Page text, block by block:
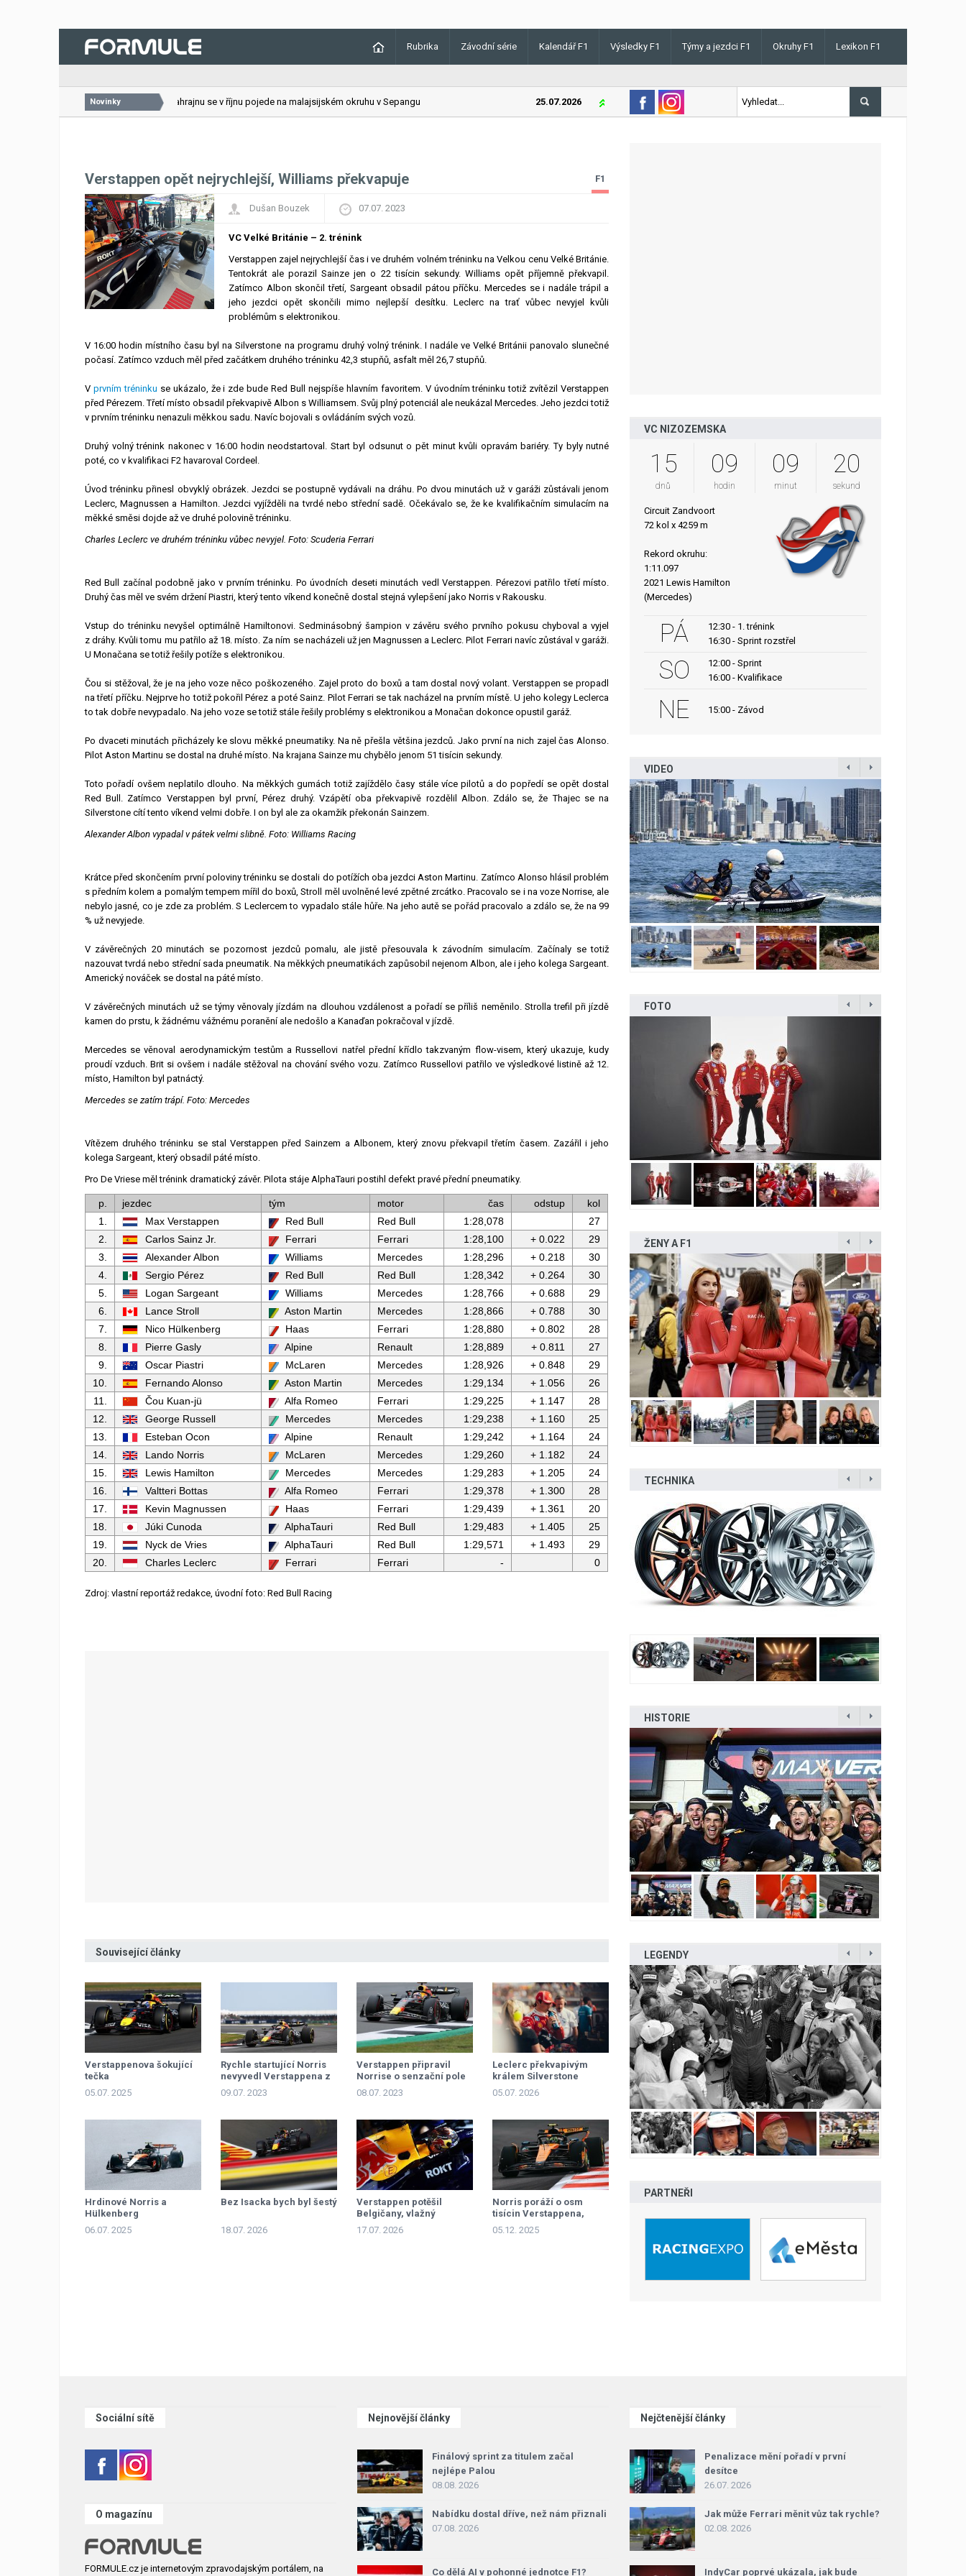
Rubrika Závodní série Kalendář F1 Výsledky F1 Týmy a jezdci F1 Okruhy F1 Lexikon F1
Novinky
26.07.2026 VC Bahrajnu se v říjnu pojede na malajsijském okruhu v Sepangu 25.07.2026 Lando Norris v Maďarsku letos poprvé vyhrál kvalifikaci
Verstappen opět nejrychlejší, Williams překvapuje F1
Dušan Bouzek 07.07. 2023
VC Velké Británie – 2. trénink
Verstappen zajel nejrychlejší čas i ve druhém volném tréninku na Velkou cenu Velké Británie.
Tentokrát ale porazil Sainze jen o 22 tisícin sekundy. Williams opět příjemně překvapil.
Zatímco Albon skončil třetí, Sargeant obsadil pátou příčku. Mercedes se i nadále trápil a
jeho jezdci opět skončili mimo nejlepší desítku. Leclerc na trať vůbec nevyjel kvůli
problémům s elektronikou.
V 16:00 hodin místního času byl na Silverstone na programu druhý volný trénink. I nadále ve Velké Británii panovalo slunečné
počasí. Zatímco vzduch měl před začátkem druhého tréninku 42,3 stupňů, asfalt měl 26,7 stupňů.
V prvním tréninku se ukázalo, že i zde bude Red Bull nejspíše hlavním favoritem. V úvodním tréninku totiž zvítězil Verstappen
před Pérezem. Třetí místo obsadil překvapivě Albon s Williamsem. Svůj plný potenciál ale neukázal Mercedes. Jeho jezdci totiž
v prvním tréninku nenazuli měkkou sadu. Navíc bojovali s ovládáním svých vozů.
Druhý volný trénink nakonec v 16:00 hodin neodstartoval. Start byl odsunut o pět minut kvůli opravám bariéry. Ty byly nutné
poté, co v kvalifikaci F2 havaroval Cordeel.
Úvod tréninku přinesl obvyklý obrázek. Jezdci se postupně vydávali na dráhu. Po dvou minutách už v garáži zůstávali jenom
Leclerc, Magnussen a Hamilton. Jezdci vyjížděli na tvrdé nebo střední sadě. Očekávalo se, že ke kvalifikačním simulacím na
měkké směsi dojde až ve druhé polovině tréninku.
Charles Leclerc ve druhém tréninku vůbec nevyjel. Foto: Scuderia Ferrari
Red Bull začínal podobně jako v prvním tréninku. Po úvodních deseti minutách vedl Verstappen. Pérezovi patřilo třetí místo.
Druhý čas měl ve svém držení Piastri, který tento víkend konečně dostal stejná vylepšení jako Norris v Rakousku.
Vstup do tréninku nevyšel optimálně Hamiltonovi. Sedminásobný šampion v závěru svého prvního pokusu chyboval a vyjel
z dráhy. Kvůli tomu mu patřilo až 18. místo. Za ním se nacházeli už jen Magnussen a Leclerc. Pilot Ferrari navíc zůstával v garáži.
U Monačana se totiž řešily potíže s elektronikou.
Čou si stěžoval, že je na jeho voze něco poškozeného. Zajel proto do boxů a tam dostal nový volant. Verstappen se propadl
na třetí příčku. Nejprve ho totiž pokořil Pérez a poté Sainz. Pilot Ferrari se tak nacházel na prvním místě. U jeho kolegy Leclerca
to tak dobře nevypadalo. Na jeho voze se totiž stále řešily problémy s elektronikou a Monačan dokonce opustil garáž.
Po dvaceti minutách přicházely ke slovu měkké pneumatiky. Na ně přešla většina jezdců. Jako první na nich zajel čas Alonso.
Pilot Aston Martinu se dostal na druhé místo. Na krajana Sainze mu chybělo jenom 51 tisícin sekundy.
Toto pořadí ovšem neplatilo dlouho. Na měkkých gumách totiž zajíždělo časy stále více pilotů a do popředí se opět dostal
Red Bull. Zatímco Verstappen byl první, Pérez druhý. Vzápětí oba překvapivě rozdělil Albon. Zdálo se, že Thajec se na
Silverstone cítí tento víkend velmi dobře. I on byl ale za okamžik překonán Sainzem.
Alexander Albon vypadal v pátek velmi slibně. Foto: Williams Racing
Krátce před skončením první poloviny tréninku se dostali do potížích oba jezdci Aston Martinu. Zatímco Alonso hlásil problém
s předním kolem a pomalým tempem mířil do boxů, Stroll měl uvolněné levé zpětné zrcátko. Pracovalo se i na voze Norrise, ale
nebylo jasné, co je zde za problém. S Leclercem to vypadalo stále hůře. Na jeho autě se pořád pracovalo a zdálo se, že na 99
% už nevyjede.
V závěrečných 20 minutách se pozornost jezdců pomalu, ale jistě přesouvala k závodním simulacím. Začínaly se totiž
nazouvat tvrdá nebo střední sada pneumatik. Na měkkých pneumatikách zapůsobil nejenom Albon, ale i jeho kolega Sargeant.
Americký nováček se dostal na páté místo.
V závěrečných minutách už se týmy věnovaly jízdám na dlouhou vzdálenost a pořadí se příliš neměnilo. Strolla trefil při jízdě
kamen do prstu, k žádnému vážnému poranění ale nedošlo a Kanaďan pokračoval v jízdě.
Mercedes se věnoval aerodynamickým testům a Russellovi natřel přední křídlo takzvaným flow-visem, který ukazuje, kudy
proudí vzduch. Brit si ovšem i nadále stěžoval na chování svého vozu. Zatímco Russellovi patřilo ve výsledkové listině až 12.
místo, Hamilton byl patnáctý.
Mercedes se zatím trápí. Foto: Mercedes
Vítězem druhého tréninku se stal Verstappen před Sainzem a Albonem, který znovu překvapil třetím časem. Zazářil i jeho
kolega Sargeant, který obsadil páté místo.
Pro De Vriese měl trénink dramatický závěr. Pilota stáje AlphaTauri postihl defekt pravé přední pneumatiky.
p. jezdec tým motor čas odstup
kol
1.
Max Verstappen Red Bull Red Bull 1:28,078
27
2.
Carlos Sainz Jr. Ferrari Ferrari 1:28,100 + 0.022
29
3.
Alexander Albon Williams Mercedes 1:28,296 + 0.218
30
4.
Sergio Pérez Red Bull Red Bull 1:28,342 + 0.264
30
5.
Logan Sargeant Williams Mercedes 1:28,766 + 0.688
29
6.
Lance Stroll Aston Martin Mercedes 1:28,866 + 0.788
30
7.
Nico Hülkenberg Haas Ferrari 1:28,880 + 0.802
28
8.
Pierre Gasly Alpine Renault 1:28,889 + 0.811
27
9.
Oscar Piastri McLaren Mercedes 1:28,926 + 0.848
29
10.
Fernando Alonso Aston Martin Mercedes 1:29,134 + 1.056
26
11.
Čou Kuan-jü Alfa Romeo Ferrari 1:29,225 + 1.147
28
12.
George Russell Mercedes Mercedes 1:29,238 + 1.160
25
13.
Esteban Ocon Alpine Renault 1:29,242 + 1.164
24
14.
Lando Norris McLaren Mercedes 1:29,260 + 1.182
24
15.
Lewis Hamilton Mercedes Mercedes 1:29,283 + 1.205
24
16.
Valtteri Bottas Alfa Romeo Ferrari 1:29,378 + 1.300
28
17.
Kevin Magnussen Haas Ferrari 1:29,439 + 1.361
20
18.
Júki Cunoda AlphaTauri Red Bull 1:29,483 + 1.405
25
19.
Nyck de Vries AlphaTauri Red Bull 1:29,571 + 1.493
29
20.
Charles Leclerc Ferrari Ferrari - 0
Zdroj: vlastní reportáž redakce, úvodní foto: Red Bull Racing
Související články
Verstappenova šokující
tečka
05.07. 2025
Rychle startující Norris
nevyvedl Verstappena z
míry
09.07. 2023
Verstappen připravil
Norrise o senzační pole
position
08.07. 2023
Leclerc překvapivým
králem Silverstone
05.07. 2026
Hrdinové Norris a
Hülkenberg
06.07. 2025
Bez Isacka bych byl šestý
18.07. 2026
Verstappen potěšil
Belgičany, vlažný
rozjezd Mercedesu
17.07. 2026
Norris poráží o osm
tisícin Verstappena,
Piastri zatím jen přihlíží
05.12. 2025
VC NIZOZEMSKA
15
dnů
09
hodin
09
minut
19
sekund
Circuit Zandvoort
72 kol x 4259 m
Rekord okruhu:
1:11.097
2021 Lewis Hamilton
(Mercedes)
PÁ
12:30 - 1. trénink
16:30 - Sprint rozstřel
SO
12:00 - Sprint
16:00 - Kvalifikace
NE 15:00 - Závod
VIDEO
FOTO
ŽENY A F1
TECHNIKA
HISTORIE
LEGENDY
PARTNEŘI
Sociální sítě
O magazínu
FORMULE.cz je internetovým zpravodajským portálem, na
Nejnovější články
Finálový sprint za titulem začal
nejlépe Palou
08.08. 2026
Nabídku dostal dříve, než nám přiznali
07.08. 2026
Co dělá AI v pohonné jednotce F1?
Nejčtenější články
Penalizace mění pořadí v první
desítce
26.07. 2026
Jak může Ferrari měnit vůz tak rychle?
02.08. 2026
IndyCar poprvé ukázala, jak bude